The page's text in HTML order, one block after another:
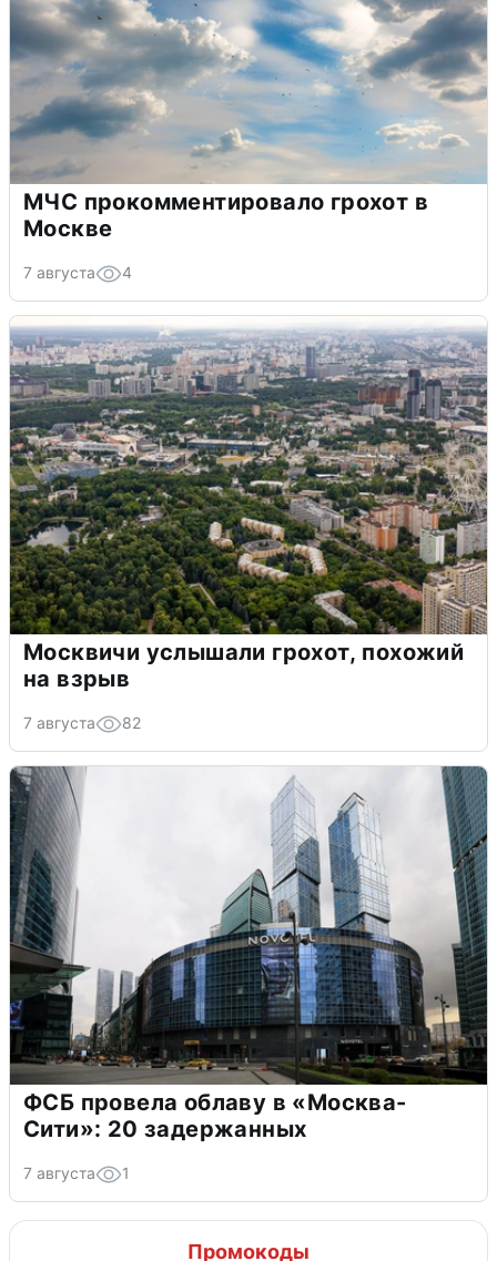
МЧС прокомментировало грохот в
Москве
7 августа 4
Москвичи услышали грохот, похожий
на взрыв
7 августа 82
ФСБ провела облаву в «Москва-
Сити»: 20 задержанных
7 августа 1
Промокоды